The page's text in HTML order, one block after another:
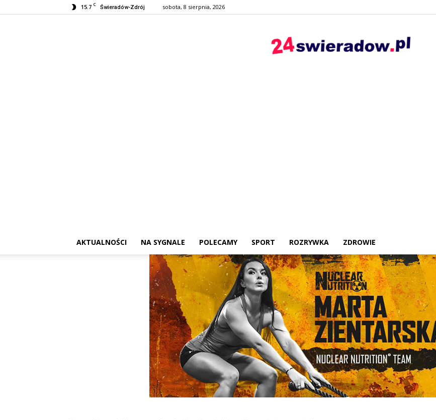
15.7 C Świeradów-Zdrój sobota, 8 sierpnia, 2026
lokalne
źródło
AKTUALNOŚCI NA SYGNALE POLECAMY SPORT ROZRYWKA ZDROWIE